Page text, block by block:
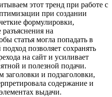
этот тренд при работе с
при создании
формулировки,
на
статья могла попадать в
позволяет сохранять
на сайт и усиливает
и полезной подачи.
заголовки и подзаголовки,
содержание и
выдачи.